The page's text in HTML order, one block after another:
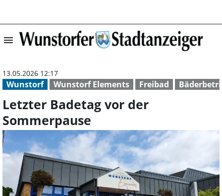
menu Letzter
Wunstorf Wunstorf Elements Freibad
13.05.2026 12:17
Letzter Badetag vor der
Sommerpause